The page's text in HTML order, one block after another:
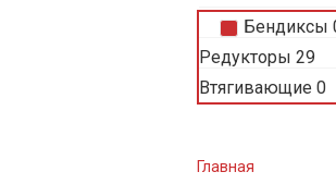
Бендиксы
Редукторы 29
Втягивающие 0
Главная